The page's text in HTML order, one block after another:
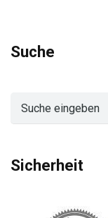
Suche
Sicherheit